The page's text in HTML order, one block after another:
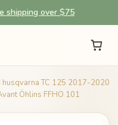
shipping over $75
husqvarna TC 125 2017-2020
Öhlins FFHO 101